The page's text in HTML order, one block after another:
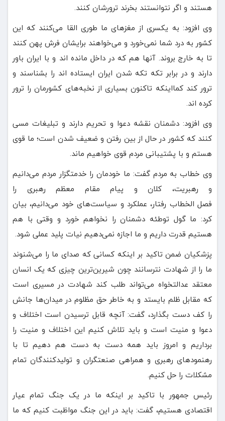
هستند و اگر نتوانستند بخرند ترورشان کنند.
وی افزود: به یکسری از مغزهای ما طوری القا می‌کنند که این
کشور به درد شما نمی‌خورد و می‌خواهند برایشان فرش پهن کنند
تا به خارج بروند. آنها هم که در داخل مانده اند و با ایران باور
دارند و در برابر تکه تکه شدن ایران ایستاده اند را بشناسند و
ترور کند کمااینکه تاکنون بسیاری از نخبه‌های کشورمان را ترور
کرده اند.
وی افزود: دشمنان نقشه دعوا و تحریم دارند و تبلیغات مسی
کنند که کشور در حال از بین رفتن و ضعیف شدن است؛ ما قوی
هستم و با پشتیبانی مردم قوی خواهیم ماند.
وی خطاب به مردم گفت: ما خودمان را خدمتگزار مردم می‌دانیم
و رهبریت، کلان و پیام مقام معظم رهبری را
فصل الخطاب رفتار، عملکرد و سیاست‌های خود می‌دانیم، بیان
کرد: ما گول توطئه دشمنان را نخواهم خورد و وقتی با هم
هستیم قدرت داریم و ما اجازه نمی‌دهیم نیات پلید عملی شود.
پزشکیان ضمن تاکید بر اینکه کسانی که صدای ما را می‌شنوند
ما را از شهادت نترسانند چون شیرین‌ترین چیزی که یک انسان
معتقد عدالتخواه می‌تواند طلب کند شهادت در مسیری است
که مقابل ظلم بایستد و به خاطر حق مظلوم در میدان‌ها جانش
را کف دست بگذارد، گفت: آنچه قابل ترسیدن است اختلاف و
دعوا و منیت است و باید تلاش کنیم این اختلاف و منیت را
برداریم و امروز باید همه دست به دست هم دهیم تا با
رهنمودهای رهبری و همراهی صنعتگران و تولیدکنندگان تمام
مشکلات را حل کنیم.
رئیس جمهور با تاکید بر اینکه ما در یک جنگ تمام عیار
اقتصادی هستیم، گفت: باید در این جنگ مواظبت کنیم که ما